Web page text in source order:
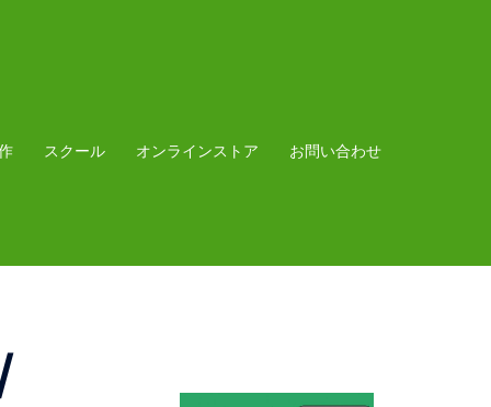
スクール オンラインストア お問い合わせ